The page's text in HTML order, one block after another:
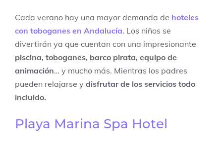
Cada verano hay una mayor demanda de hoteles
con toboganes en Andalucía. Los niños se
divertirán ya que cuentan con una impresionante
piscina, toboganes, barco pirata, equipo de
animación… y mucho más. Mientras los padres
pueden relajarse y disfrutar de los servicios todo
incluido.
Playa Marina Spa Hotel